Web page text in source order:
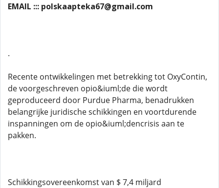
EMAIL ::: polskaapteka67@gmail.com
.
Recente ontwikkelingen met betrekking tot OxyContin,
de voorgeschreven opio&iuml;de die wordt
geproduceerd door Purdue Pharma, benadrukken
belangrijke juridische schikkingen en voortdurende
inspanningen om de opio&iuml;dencrisis aan te
pakken.
Schikkingsovereenkomst van $ 7,4 miljard